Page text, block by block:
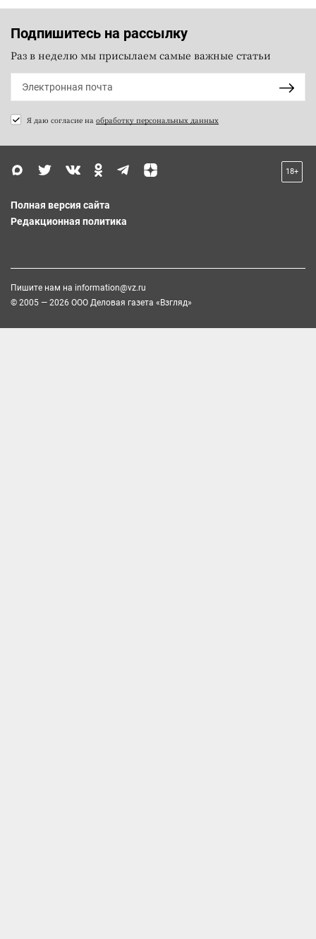
Подпишитесь на рассылку
Раз в неделю мы присылаем самые важные статьи
Я даю согласие на обработку персональных данных
18+
Полная версия сайта
Редакционная политика
Пишите нам на information@vz.ru
© 2005 — 2026 ООО Деловая газета «Взгляд»